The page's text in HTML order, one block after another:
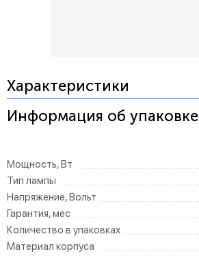
Характеристики
Информация об упаковке
Мощность, Вт
Тип лампы
Напряжение, Вольт
Гарантия, мес
Количество в упаковках
Материал корпуса